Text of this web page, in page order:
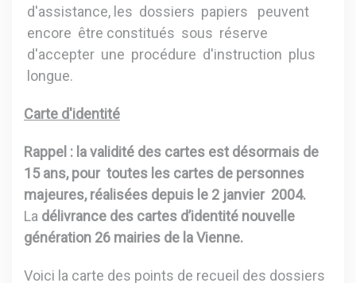
d'assistance, les dossiers papiers peuvent
encore être constitués sous réserve
d'accepter une procédure d'instruction plus
longue.
Carte d'identité
Rappel : la validité des cartes est désormais de
15 ans, pour toutes les cartes de personnes
majeures, réalisées depuis le 2 janvier 2004.
La délivrance des cartes d’identité nouvelle
génération 26 mairies de la Vienne.
Voici la carte des points de recueil des dossiers